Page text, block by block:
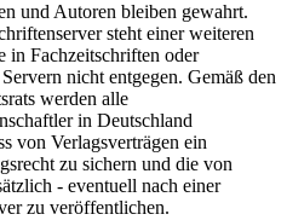
und Autoren bleiben gewahrt.
steht einer weiteren
in Fachzeitschriften oder
nicht entgegen. Gemäß den
werden alle
in Deutschland
von Verlagsverträgen ein
zu sichern und die von
- eventuell nach einer
zu veröffentlichen.